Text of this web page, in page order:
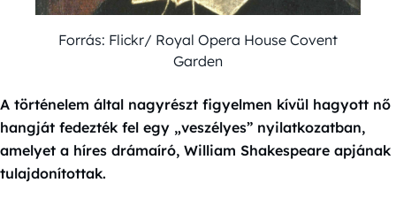
Forrás: Flickr/ Royal Opera House Covent
Garden
A történelem által nagyrészt figyelmen kívül hagyott nő
hangját fedezték fel egy „veszélyes” nyilatkozatban,
amelyet a híres drámaíró, William Shakespeare apjának
tulajdonítottak.